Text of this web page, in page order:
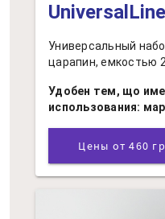
UniversalLine
Универсальный
царапин, емкостью
Удобен тем, що
использования:
Цены от 460